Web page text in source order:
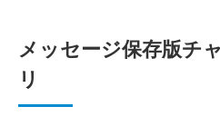
メッセージ保存版チ
リ